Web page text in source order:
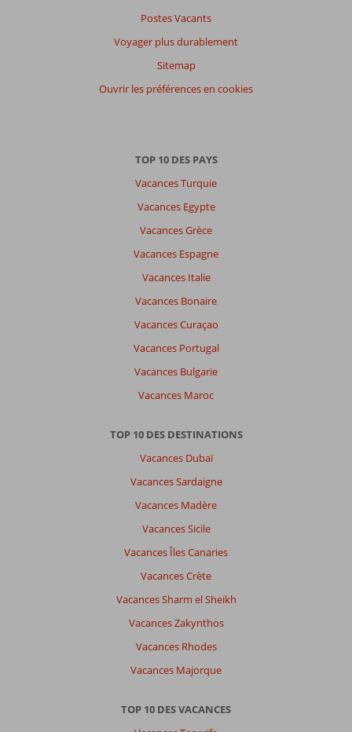
Postes Vacants
Voyager plus durablement
Sitemap
Ouvrir les préférences en cookies
TOP 10 DES PAYS
Vacances Turquie
Vacances Egypte
Vacances Grèce
Vacances Espagne
Vacances Italie
Vacances Bonaire
Vacances Curaçao
Vacances Portugal
Vacances Bulgarie
Vacances Maroc
TOP 10 DES DESTINATIONS
Vacances Dubaï
Vacances Sardaigne
Vacances Madère
Vacances Sicile
Vacances Îles Canaries
Vacances Crète
Vacances Sharm el Sheikh
Vacances Zakynthos
Vacances Rhodes
Vacances Majorque
TOP 10 DES VACANCES